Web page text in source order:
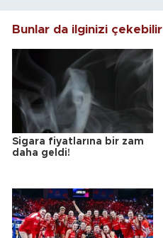
Bunlar da ilginizi çekebilir
Sigara fiyatlarına bir zam
daha geldi!